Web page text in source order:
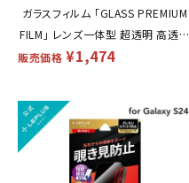
ガラスフィルム 「GLASS PREMIUM
FILM」 レンズ一体型 超透明 高透過
約95%
販売価格 ¥1,474